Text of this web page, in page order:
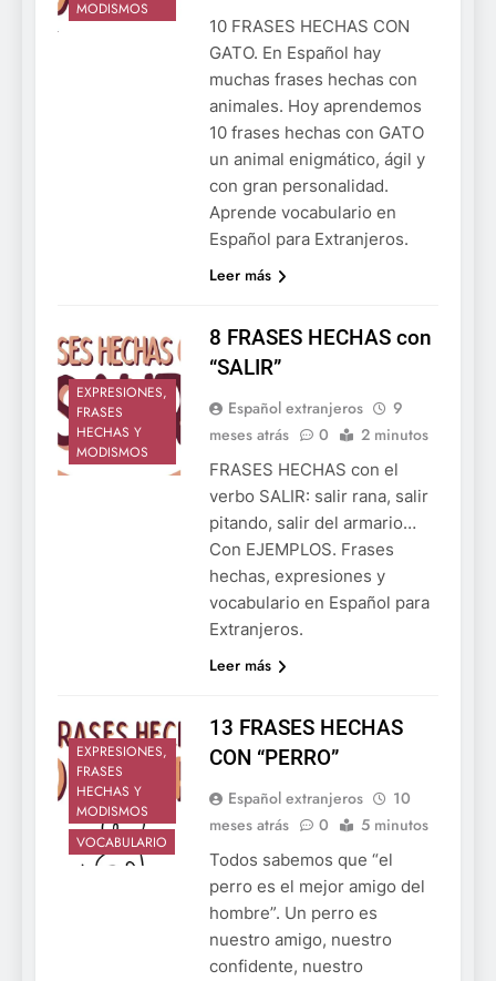
MODISMOS
10 FRASES HECHAS CON
GATO. En Español hay
muchas frases hechas con
animales. Hoy aprendemos
10 frases hechas con GATO
un animal enigmático, ágil y
con gran personalidad.
Aprende vocabulario en
Español para Extranjeros.
Leer más
EXPRESIONES,
FRASES
HECHAS Y
MODISMOS
8 FRASES HECHAS con
“SALIR”
Español extranjeros
9
meses atrás
0 2 minutos
FRASES HECHAS con el
verbo SALIR: salir rana, salir
pitando, salir del armario…
Con EJEMPLOS. Frases
hechas, expresiones y
vocabulario en Español para
Extranjeros.
Leer más
EXPRESIONES,
FRASES
HECHAS Y
MODISMOS
VOCABULARIO
13 FRASES HECHAS
CON “PERRO”
Español extranjeros
10
meses atrás
0 5 minutos
Todos sabemos que “el
perro es el mejor amigo del
hombre”. Un perro es
nuestro amigo, nuestro
confidente, nuestro